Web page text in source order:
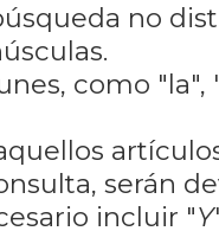
no
como "la",
serán
incluir "Y